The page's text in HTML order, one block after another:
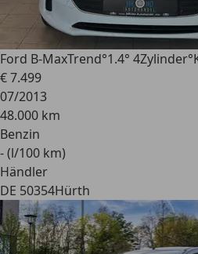
Ford B-MaxTrend°1.4°
€ 7.499
07/2013
48.000 km
Benzin
- (l/100 km)
Händler
DE 50354Hürth